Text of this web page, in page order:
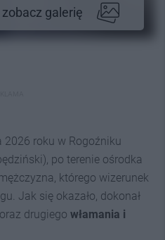
zobacz galerię
2026 roku w Rogoźniku
po terenie ośrodka
którego wizerunek
Jak się okazało, dokonał
oraz drugiego włamania i